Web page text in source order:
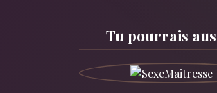
Tu pourrais